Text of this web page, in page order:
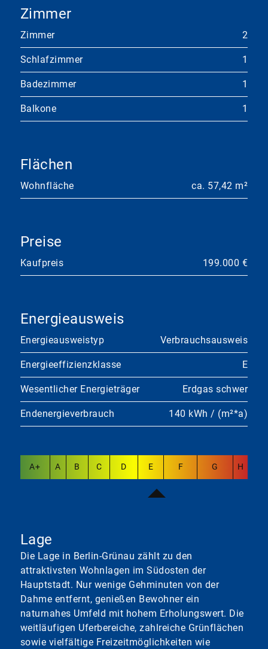
Zimmer
Zimmer 2
Schlafzimmer 1
Badezimmer 1
Balkone 1
Flächen
Wohnfläche ca. 57,42 m²
Preise
Kaufpreis 199.000 €
Energieausweis
Energieausweistyp Verbrauchsausweis
Energieeffizienzklasse E
Wesentlicher Energieträger Erdgas schwer
Endenergieverbrauch 140 kWh / (m²*a)
A+ A B C D E F G H
Lage
Die Lage in Berlin-Grünau zählt zu den
attraktivsten Wohnlagen im Südosten der
Hauptstadt. Nur wenige Gehminuten von der
Dahme entfernt, genießen Bewohner ein
naturnahes Umfeld mit hohem Erholungswert. Die
weitläufigen Uferbereiche, zahlreiche Grünflächen
sowie vielfältige Freizeitmöglichkeiten wie